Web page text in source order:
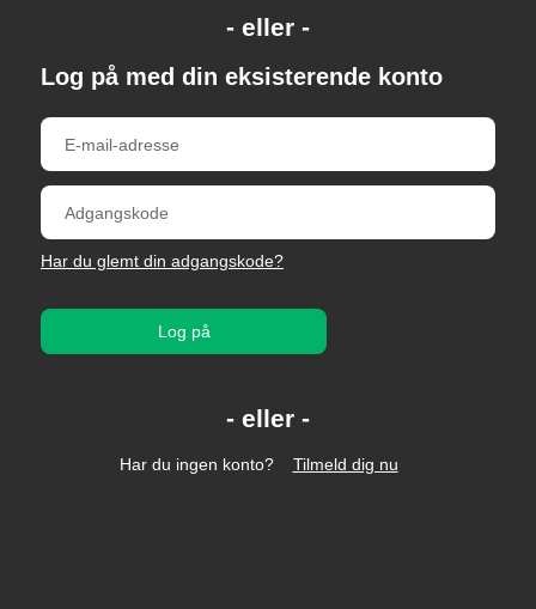
Log på med din eksisterende konto
Har du glemt din adgangskode?
Log på
Har du ingen konto? Tilmeld dig nu